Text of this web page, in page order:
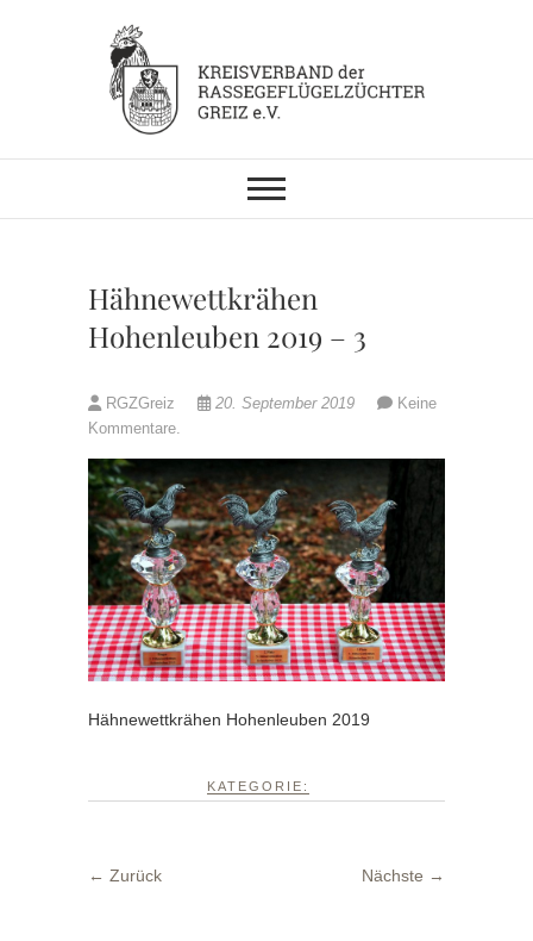
KV RGZ Greiz
Hähnewettkrähen
Hohenleuben 2019 – 3
RGZGreiz 20. September 2019
Keine
Kommentare.
Hähnewettkrähen Hohenleuben 2019
KATEGORIE:
← Zurück Nächste →